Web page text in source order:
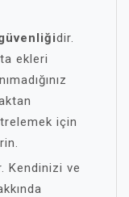
dir.
ekleri
için
Kendinizi ve